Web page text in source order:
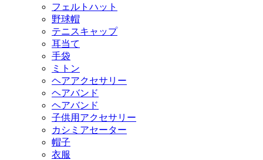
フェルトハット
野球帽
テニスキャップ
耳当て
手袋
ミトン
ヘアアクセサリー
ヘアバンド
ヘアバンド
子供用アクセサリー
カシミアセーター
帽子
衣服